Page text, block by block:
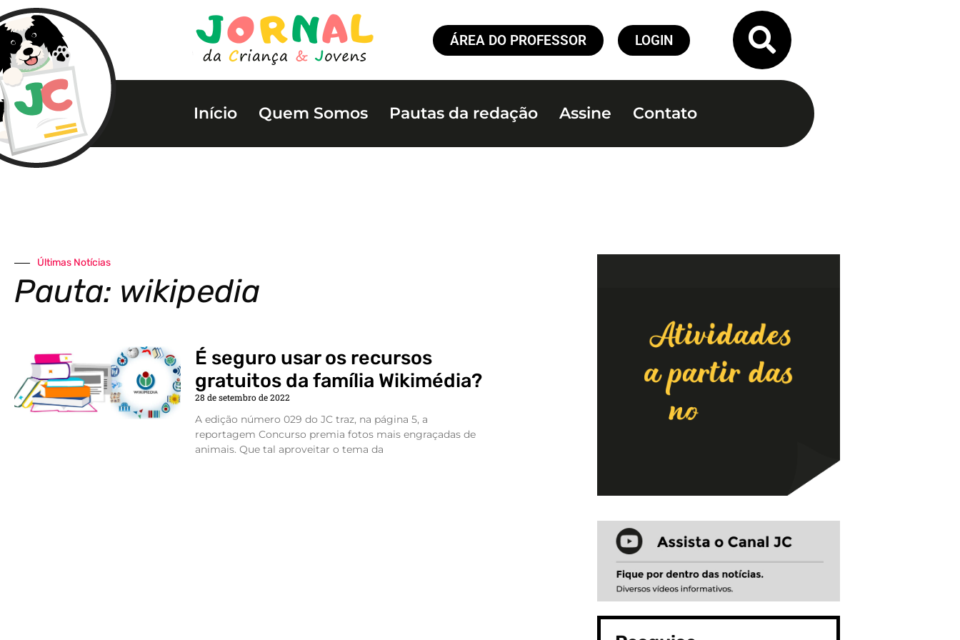
ÁREA DO PROFESSOR LOGIN
Início Quem Somos Pautas da redação Assine Contato
Últimas Notícias
Pauta: wikipedia
É seguro usar os recursos
gratuitos da família Wikimédia?
28 de setembro de 2022
A edição número 029 do JC traz, na página 5, a
reportagem Concurso premia fotos mais engraçadas de
animais. Que tal aproveitar o tema da